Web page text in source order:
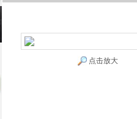
点击放大